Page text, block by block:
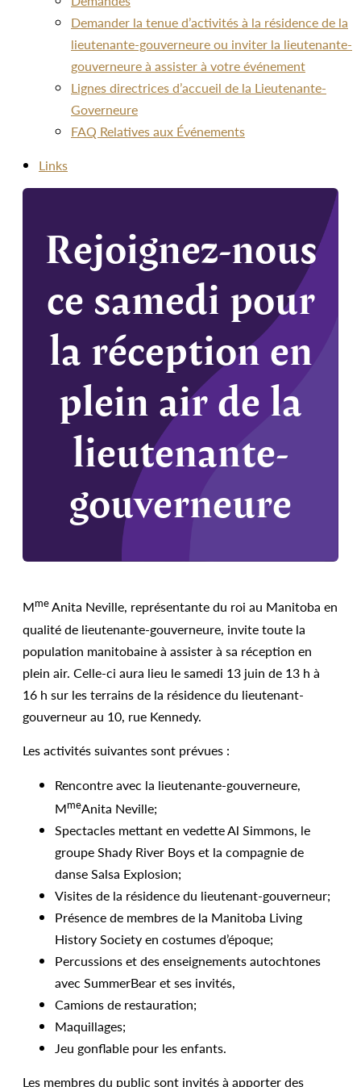
Demander la tenue d’activités à la résidence de la
lieutenante-gouverneure ou inviter la lieutenante-
gouverneure à assister à votre événement
Lignes directrices d’accueil de la Lieutenante-
Governeure
FAQ Relatives aux Événements
Links
Rejoignez-nous
ce samedi pour
la réception en
plein air de la
lieutenante-
gouverneure
MmeAnita Neville, représentante du roi au Manitoba en
qualité de lieutenante-gouverneure, invite toute la
population manitobaine à assister à sa réception en
plein air. Celle-ci aura lieu le samedi 13 juin de 13 h à
16 h sur les terrains de la résidence du lieutenant-
gouverneur au 10, rue Kennedy.
Les activités suivantes sont prévues :
Rencontre avec la lieutenante-gouverneure,
MmeAnita Neville;
Spectacles mettant en vedette Al Simmons, le
groupe Shady River Boys et la compagnie de
danse Salsa Explosion;
Visites de la résidence du lieutenant-gouverneur;
Présence de membres de la Manitoba Living
History Society en costumes d’époque;
Percussions et des enseignements autochtones
avec SummerBear et ses invités,
Camions de restauration;
Maquillages;
Jeu gonflable pour les enfants.
Les membres du public sont invités à apporter des